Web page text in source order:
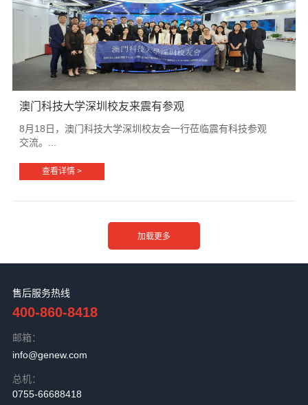
澳门科技大学深圳校友来震有参观
8月18日，澳门科技大学深圳校友会一行莅临震有科技参观
交流。...
查看详情 >
售后服务热线
400-860-8418
邮箱：
info@genew.com
总机：
0755-66688418